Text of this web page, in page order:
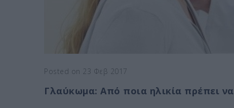
Posted on 23 Φεβ 2017
Γλαύκωμα: Από ποια ηλικία πρέπει